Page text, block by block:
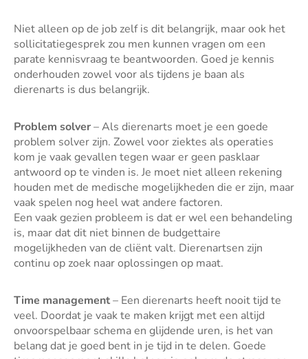
Niet alleen op de job zelf is dit belangrijk, maar ook het
sollicitatiegesprek zou men kunnen vragen om een
parate kennisvraag te beantwoorden. Goed je kennis
onderhouden zowel voor als tijdens je baan als
dierenarts is dus belangrijk.
Problem solver– Als dierenarts moet je een goede
problem solver zijn. Zowel voor ziektes als operaties
kom je vaak gevallen tegen waar er geen pasklaar
antwoord op te vinden is. Je moet niet alleen rekening
houden met de medische mogelijkheden die er zijn, maar
vaak spelen nog heel wat andere factoren.
Een vaak gezien probleem is dat er wel een behandeling
is, maar dat dit niet binnen de budgettaire
mogelijkheden van de cliënt valt. Dierenartsen zijn
continu op zoek naar oplossingen op maat.
Time management– Een dierenarts heeft nooit tijd te
veel. Doordat je vaak te maken krijgt met een altijd
onvoorspelbaar schema en glijdende uren, is het van
belang dat je goed bent in je tijd in te delen. Goede